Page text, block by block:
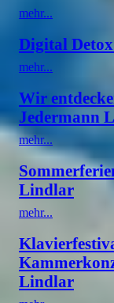
mehr...
Digital
mehr...
Wir
Jedermann
mehr...
Lindlar
mehr...
Lindlar